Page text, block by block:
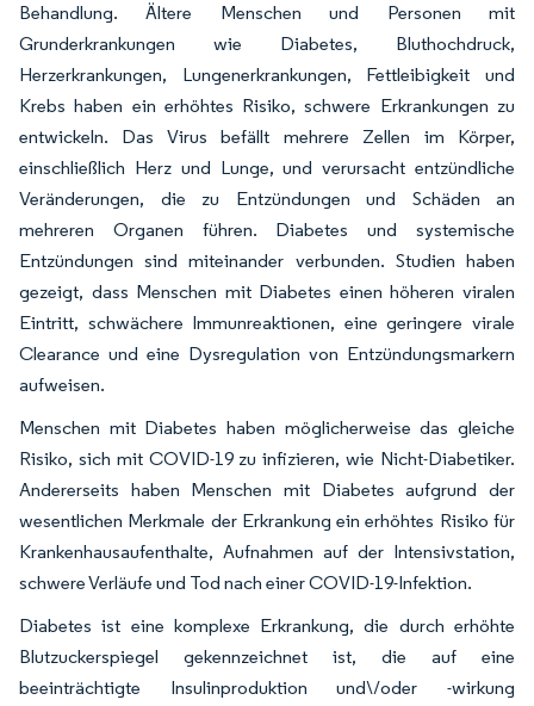
Behandlung. Ältere Menschen und Personen mit
Grunderkrankungen wie Diabetes, Bluthochdruck,
Herzerkrankungen, Lungenerkrankungen, Fettleibigkeit und
Krebs haben ein erhöhtes Risiko, schwere Erkrankungen zu
entwickeln. Das Virus befällt mehrere Zellen im Körper,
einschließlich Herz und Lunge, und verursacht entzündliche
Veränderungen, die zu Entzündungen und Schäden an
mehreren Organen führen. Diabetes und systemische
Entzündungen sind miteinander verbunden. Studien haben
gezeigt, dass Menschen mit Diabetes einen höheren viralen
Eintritt, schwächere Immunreaktionen, eine geringere virale
Clearance und eine Dysregulation von Entzündungsmarkern
aufweisen.
Menschen mit Diabetes haben möglicherweise das gleiche
Risiko, sich mit COVID-19 zu infizieren, wie Nicht-Diabetiker.
Andererseits haben Menschen mit Diabetes aufgrund der
wesentlichen Merkmale der Erkrankung ein erhöhtes Risiko für
Krankenhausaufenthalte, Aufnahmen auf der Intensivstation,
schwere Verläufe und Tod nach einer COVID-19-Infektion.
Diabetes ist eine komplexe Erkrankung, die durch erhöhte
Blutzuckerspiegel gekennzeichnet ist, die auf eine
beeinträchtigte Insulinproduktion und\/oder -wirkung